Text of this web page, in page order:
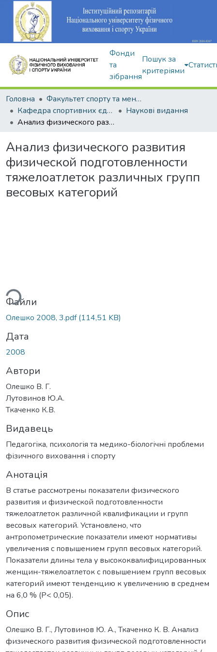
Фонди
та
зібрання
Пошук за
критеріями
Головна
Факультет спорту та менеджменту
Кафедра спортивних єдиноборств та силових видів спорту
Наукові видання
Анализ физического развития физической подготовленности тяжелоатлеток различных групп весовых категорий
Анализ физического развития
физической подготовленности
тяжелоатлеток различных групп
весовых категорий
Файли
Олешко 2008, 3.pdf(114,51 KB)
Дата
2008
Автори
Олешко В. Г.
Лутовинов Ю.А.
Ткаченко К.В.
Видавець
Педагогіка, психологія та медико-біологічні проблеми
фізичного виховання і спорту
Анотація
В статье рассмотрены показатели физического
развития и физической подготовленности
тяжелоатлеток различной квалификации и групп
весовых категорий. Установлено, что
антропометрические показатели имеют нормативы
увеличения с повышением групп весовых категорий.
Показатели длины тела у высококвалифицированных
женщин-тяжелоатлеток с повышением групп весовых
категорий имеют тенденцию к увеличению в среднем
на 6,0 % (Р< 0,05).
Опис
Олешко В. Г., Лутовинов Ю. А., Ткаченко К. В. Анализ
физического развития физической подготовленности